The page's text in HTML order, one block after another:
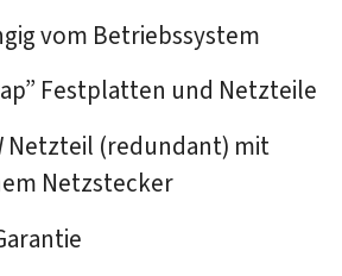
vom Betriebssystem
Festplatten und Netzteile
Netzteil (redundant) mit
Netzstecker